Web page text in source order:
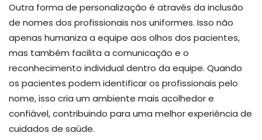
Outra forma de personalização é através da inclusão
de nomes dos profissionais nos uniformes. Isso não
apenas humaniza a equipe aos olhos dos pacientes,
mas também facilita a comunicação e o
reconhecimento individual dentro da equipe. Quando
os pacientes podem identificar os profissionais pelo
nome, isso cria um ambiente mais acolhedor e
confiável, contribuindo para uma melhor experiência de
cuidados de saúde.